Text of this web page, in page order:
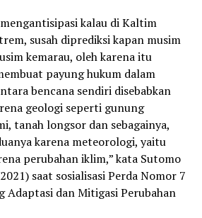
kalau di Kaltim
susah diprediksi kapan musim
kemarau, oleh karena itu
payung hukum dalam
bencana sendiri disebabkan
geologi seperti gunung
tanah longsor dan sebagainya,
karena meteorologi, yaitu
perubahan iklim,” kata Sutomo
saat sosialisasi Perda Nomor 7
Adaptasi dan Mitigasi Perubahan